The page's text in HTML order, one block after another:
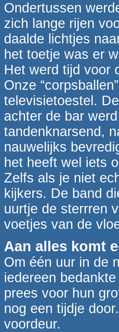
Ondertussen
zich lange rijen
daalde lichtjes
het toetje was er
Het werd tijd voor
Onze
televisietoestel.
achter de bar
tandenknarsend,
nauwelijks
het heeft wel iets
Zelfs als je niet
kijkers. De band
uurtje de sterrren
voetjes van de
Aan alles komt
Om één uur in de
iedereen
prees voor hun
nog een tijdje
voordeur.